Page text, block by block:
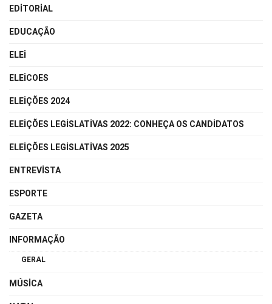
EDITORIAL
EDUCAÇÃO
ELEI
ELEICOES
ELEIÇÕES 2024
ELEIÇÕES LEGISLATIVAS 2022: CONHEÇA OS CANDIDATOS
ELEIÇÕES LEGISLATIVAS 2025
ENTREVISTA
ESPORTE
GAZETA
INFORMAÇÃO
GERAL
MÚSICA